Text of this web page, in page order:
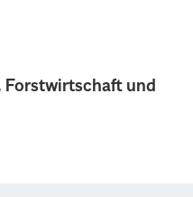
Forstwirtschaft und